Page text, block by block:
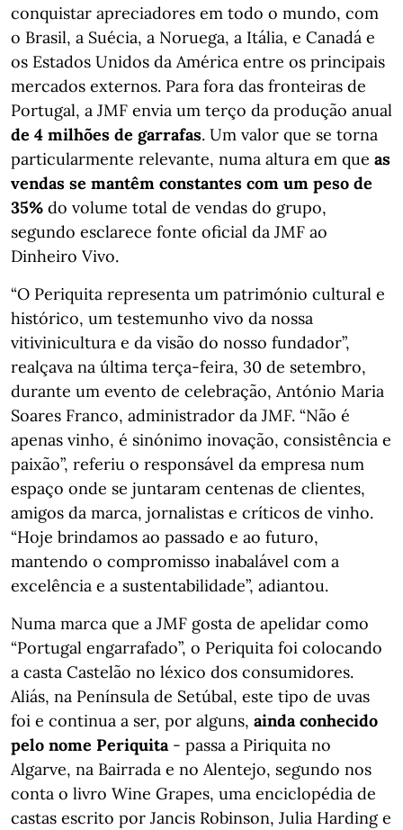
conquistar apreciadores em todo o mundo, com
o Brasil, a Suécia, a Noruega, a Itália, e Canadá e
os Estados Unidos da América entre os principais
mercados externos. Para fora das fronteiras de
Portugal, a JMF envia um terço da produção anual
de 4 milhões de garrafas. Um valor que se torna
particularmente relevante, numa altura em que as
vendas se mantêm constantes com um peso de
35% do volume total de vendas do grupo,
segundo esclarece fonte oficial da JMF ao
Dinheiro Vivo.
“O Periquita representa um património cultural e
histórico, um testemunho vivo da nossa
vitivinicultura e da visão do nosso fundador”,
realçava na última terça-feira, 30 de setembro,
durante um evento de celebração, António Maria
Soares Franco, administrador da JMF. “Não é
apenas vinho, é sinónimo inovação, consistência e
paixão”, referiu o responsável da empresa num
espaço onde se juntaram centenas de clientes,
amigos da marca, jornalistas e críticos de vinho.
“Hoje brindamos ao passado e ao futuro,
mantendo o compromisso inabalável com a
excelência e a sustentabilidade”, adiantou.
Numa marca que a JMF gosta de apelidar como
“Portugal engarrafado”, o Periquita foi colocando
a casta Castelão no léxico dos consumidores.
Aliás, na Península de Setúbal, este tipo de uvas
foi e continua a ser, por alguns, ainda conhecido
pelo nome Periquita - passa a Piriquita no
Algarve, na Bairrada e no Alentejo, segundo nos
conta o livro Wine Grapes, uma enciclopédia de
castas escrito por Jancis Robinson, Julia Harding e